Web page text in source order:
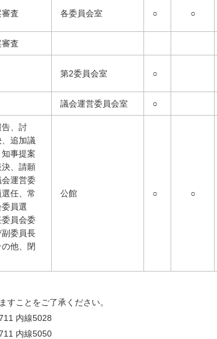
査 各委員会室 ○ ○
査
第2委員会室 ○
議会運営委員会室 ○
、討
追加議
事提案
、請願
運営委
任、常
員選
員会委
副委員長
他、閉
公館 ○ ○
ことをご了承ください。
内線5028
内線5050